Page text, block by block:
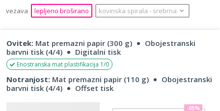
vezava
lepljeno broširano kovinska spirala ‐ srebrna
Ovitek: Mat premazni papir (300 g)
Obojestranski
barvni tisk (4/4)
Digitalni tisk
Enostranska mat plastifikacija 1/0
Notranjost: Mat premazni papir (110 g)
Obojestranski
barvni tisk (4/4)
Offset tisk
-65%